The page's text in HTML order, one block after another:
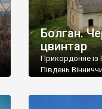
Болган.
цвинтар
Прикордонне із
Південь
старовинний